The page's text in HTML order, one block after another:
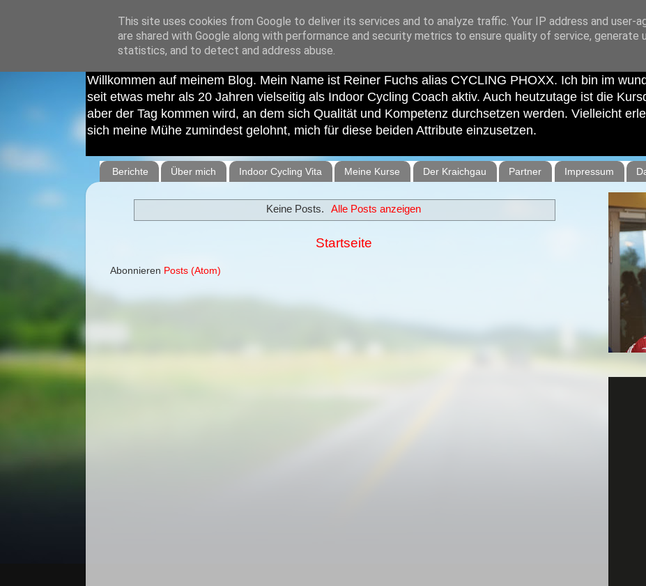
Cycling Phoxx - Indoor Cycling Coach
Willkommen auf meinem Blog. Mein Name ist Reiner Fuchs alias CYCLING PHOXX. Ich bin im
seit etwas mehr als 20 Jahren vielseitig als Indoor Cycling Coach aktiv. Auch heutzutage ist die
aber der Tag kommen wird, an dem sich Qualität und Kompetenz durchsetzen werden. Vielleicht
sich meine Mühe zumindest gelohnt, mich für diese beiden Attribute einzusetzen.
Berichte Über mich Indoor Cycling Vita Meine Kurse Der Kraichgau Partner Impressum
Keine Posts. Alle Posts anzeigen
Startseite
Abonnieren Posts (Atom)
This site uses cookies from Google to deliver its services and to analyze traffic. Your IP address and user-
are shared with Google along with performance and security metrics to ensure quality of service, generate
statistics, and to detect and address abuse.